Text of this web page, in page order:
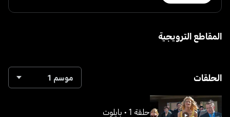
المقاطع الترويجية
الحلقات موسم 1
حلقة 1 • بايلوت